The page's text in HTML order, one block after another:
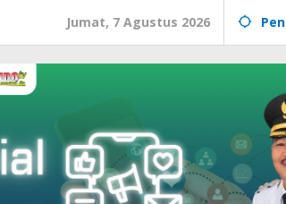
Jumat, 7 Agustus 2026